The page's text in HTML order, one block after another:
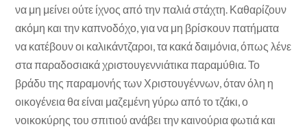
να μη μείνει ούτε ίχνος από την παλιά στάχτη. Καθαρίζουν
ακόμη και την καπνοδόχο, για να μη βρίσκουν πατήματα
να κατέβουν οι καλικάντζαροι, τα κακά δαιμόνια, όπως λένε
στα παραδοσιακά χριστουγεννιάτικα παραμύθια. Το
βράδυ της παραμονής των Χριστουγέννων, όταν όλη η
οικογένεια θα είναι μαζεμένη γύρω από το τζάκι, ο
νοικοκύρης του σπιτιού ανάβει την καινούρια φωτιά και